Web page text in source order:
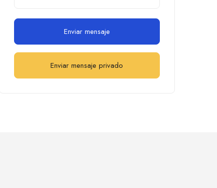
Enviar mensaje
Enviar mensaje privado